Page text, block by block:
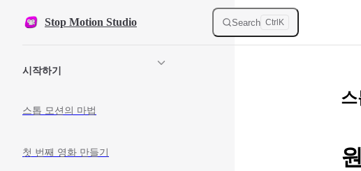
Skip to content
Stop Motion Studio Search Ctrl K
시작하기
스톱 모션의 마법
첫 번째 영화 만들기
스